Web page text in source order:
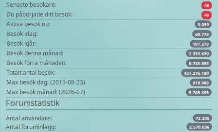
Senaste besökare: 4s
Du påbörjade ditt besök: 4s
Aktiva besök nu: 3.039
Besök idag: 68.775
Besök igår: 187.278
Besök denna månad: 2.355.639
Besök förra månaden: 5.785.895
Totalt antal besök: 437.276.180
Max besök dag: (2019-08-23) 919.088
Max besök månad: (2026-07) 5.785.895
Forumstatistik
Antal användare: 73.205
Antal foruminlägg: 2.570.036